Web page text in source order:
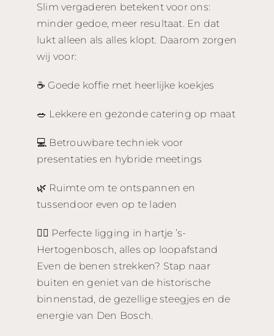
Slim vergaderen betekent voor ons:
minder gedoe, meer resultaat. En dat
lukt alleen als alles klopt. Daarom zorgen
wij voor:
☕ Goede koffie met heerlijke koekjes
🥗 Lekkere en gezonde catering op maat
💻 Betrouwbare techniek voor
presentaties en hybride meetings
🌿 Ruimte om te ontspannen en
tussendoor even op te laden
🚶‍♀️ Perfecte ligging in hartje ’s-
Hertogenbosch, alles op loopafstand
Even de benen strekken? Stap naar
buiten en geniet van de historische
binnenstad, de gezellige steegjes en de
energie van Den Bosch.